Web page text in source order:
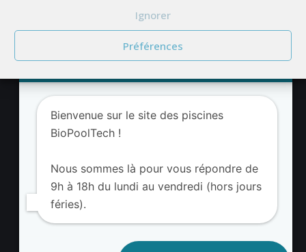
Ignorer
Préférences
Adresse BioValue BioPoolTech
BioValue BioPoolTech
Avenue Louis Philibert
Tel. (+33) 09 8008 3650
Service client BioPoolTech
Bienvenue sur le site des piscines
BioPoolTech !
Nous sommes là pour vous répondre de
9h à 18h du lundi au vendredi (hors jours
féries).